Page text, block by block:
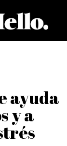
ayuda
y a